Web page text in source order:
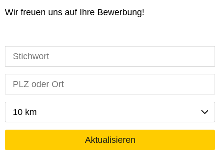
Wir freuen uns auf Ihre Bewerbung!
10 km
Aktualisieren